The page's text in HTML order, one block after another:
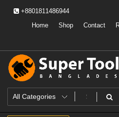
+8801811486944
Home
Shop Contact
Super Tools
Powering Professionals. Building